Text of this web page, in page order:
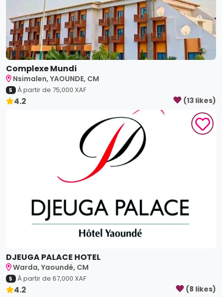
Complexe Mundi
Nsimalen, YAOUNDE, CM
5 À partir de 75,000 XAF
4.2 (13 likes)
DJEUGA PALACE HOTEL
Warda, Yaoundé, CM
5 À partir de 67,000 XAF
4.2 (8 likes)